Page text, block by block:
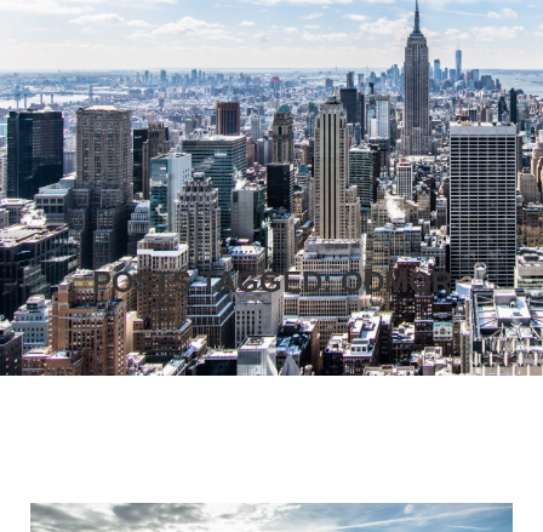
POSTS TAGGED: ODMOR